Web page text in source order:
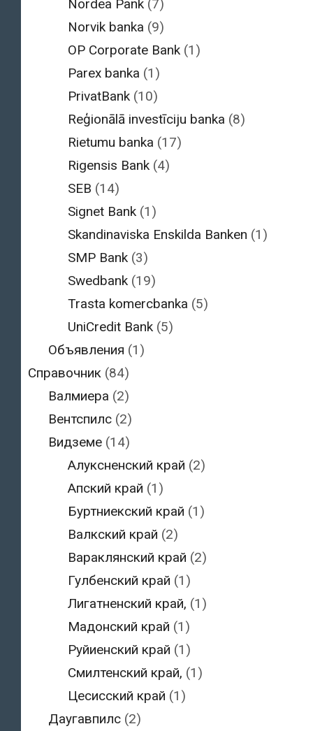
Nordea Pank (7)
Norvik banka (9)
OP Corporate Bank (1)
Parex banka (1)
PrivatBank (10)
Reģionālā investīciju banka (8)
Rietumu banka (17)
Rigensis Bank (4)
SEB (14)
Signet Bank (1)
Skandinaviska Enskilda Banken (1)
SMP Bank (3)
Swedbank (19)
Trasta komercbanka (5)
UniCredit Bank (5)
Объявления (1)
Справочник (84)
Валмиера (2)
Вентспилс(2)
Видземе(14)
Алуксненский край (2)
Апский край (1)
Буртниекский край (1)
Валкский край (2)
Вараклянский край (2)
Гулбенский край (1)
Лигатненский край, (1)
Мадонский край (1)
Руйиенский край (1)
Смилтенский край, (1)
Цесисский край (1)
Даугавпилс(2)